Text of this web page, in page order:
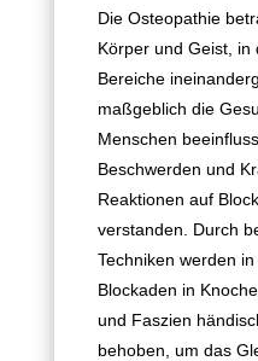
Die Osteopathie
Körper und Geist, in
Bereiche
maßgeblich die
Menschen
Beschwerden und
Reaktionen auf
verstanden. Durch
Techniken werden
Blockaden in
und Faszien
behoben, um das